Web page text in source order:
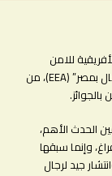
للامن
والحراسة، في تأمين حفل “ريادة الأعمال بمصر” (EEA)، من
الحدث الأهم،
وإنما سبقها
جيد لرجال